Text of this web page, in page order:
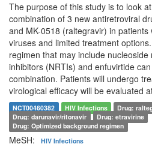
The purpose of this study is to look
combination of 3 new antiretroviral
and MK-0518 (raltegravir) in
viruses and limited treatment
regimen that may include
inhibitors (NRTIs) and enfuvirtide
combination. Patients will undergo
virological efficacy will be evaluated
NCT00460382 HIV Infections
Drug:
Drug: darunavir/ritonavir
Drug: etravirine
Drug: Optimized background regimen
MeSH: HIV Infections